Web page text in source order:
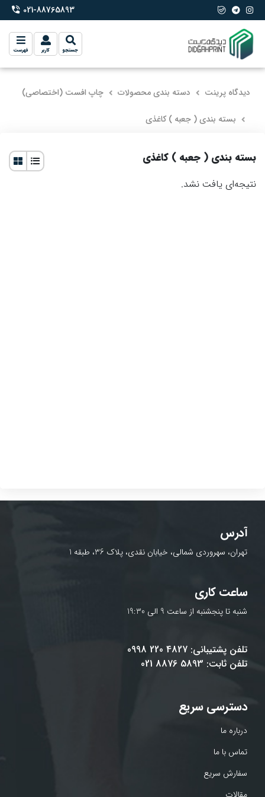
phone-2 021-88765893
جستجو کاربر فهرست
دیدگاه پرینت دسته بندی محصولات چاپ افست (اختصاصی)
بسته بندی ( جعبه ) کاغذی
بسته بندی ( جعبه ) کاغذی
نتیجه‌ای یافت نشد.
آدرس
تهران، سهروردی شمالی، خیابان نقدی، پلاک 36، طبقه 1
ساعت کاری
شنبه تا پنجشنبه از ساعت 9 الی 19:30
تلفن پشتیبانی: 4827 220 0998
تلفن ثابت: 5893 8876 021
دسترسی سریع
درباره ما
تماس با ما
سفارش سریع